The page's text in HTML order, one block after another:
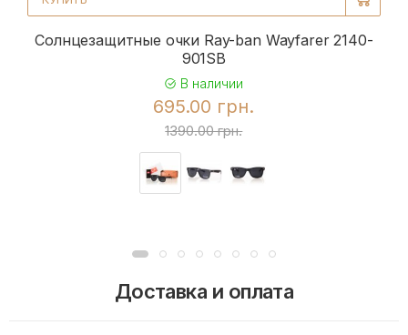
Солнцезащитные очки Ray-ban Wayfarer 2140-
901SB
В наличии
695.00 грн.
1390.00 грн.
Доставка и оплата